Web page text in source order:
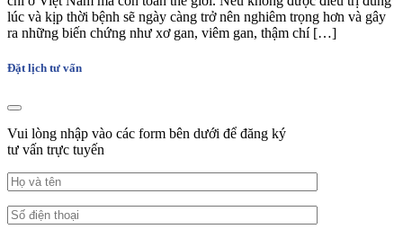
lúc và kịp thời bệnh sẽ ngày càng trở nên nghiêm trọng hơn và gây
ra những biến chứng như xơ gan, viêm gan, thậm chí […]
Đặt lịch tư vấn
Vui lòng nhập vào các form bên dưới để đăng ký
tư vấn trực tuyến